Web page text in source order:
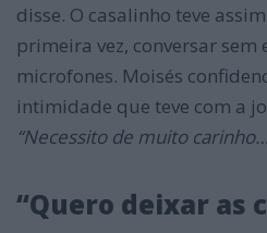
disse. O casalinho teve
primeira vez, conversar
microfones. Moisés
intimidade que teve com a
“Necessito de muito
“Quero deixar as